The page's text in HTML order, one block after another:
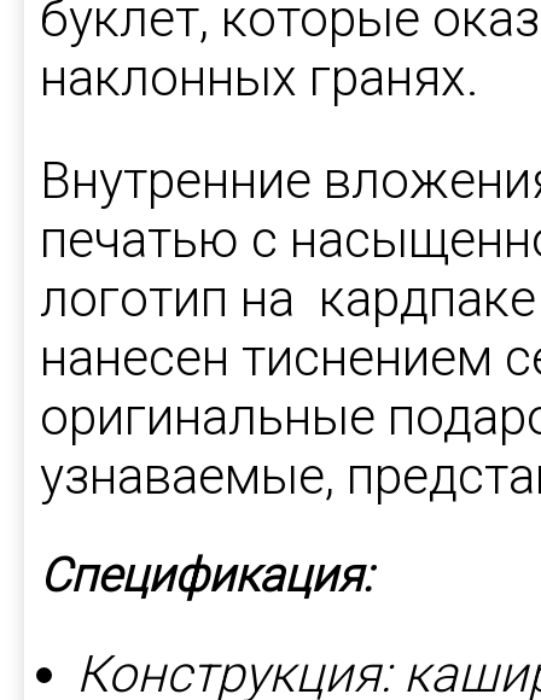
буклет, которые
наклонных гранях.
Внутренние
печатью с
логотип на
нанесен тиснением
оригинальные
узнаваемые,
Спецификация:
Конструкция: